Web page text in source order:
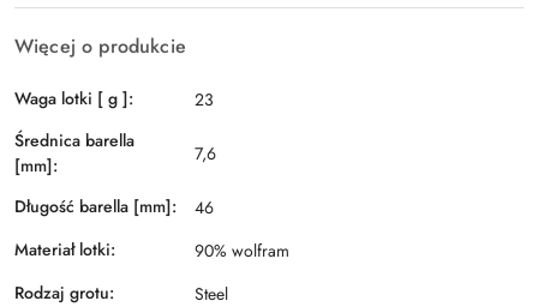
Więcej o produkcie
Waga lotki [ g ]:
23
Średnica barella
[mm]:
7,6
Długość barella [mm]:
46
Materiał lotki:
90% wolfram
Rodzaj grotu:
Steel